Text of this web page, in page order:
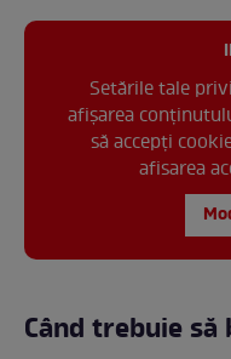
Setările tale
afișarea
să accepți
afisarea
Când trebuie